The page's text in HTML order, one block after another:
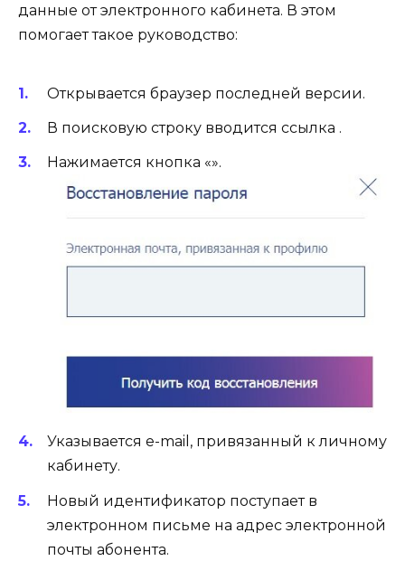
данные от электронного кабинета. В этом
помогает такое руководство:
Открывается браузер последней версии.
В поисковую строку вводится ссылка .
Нажимается кнопка «».
Указывается e-mail, привязанный к личному
кабинету.
Новый идентификатор поступает в
электронном письме на адрес электронной
почты абонента.